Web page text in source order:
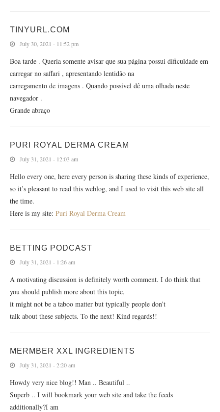
TINYURL.COM
July 30, 2021 - 11:52 pm
Boa tarde . Queria somente avisar que sua página possui dificuldade em
carregar no saffari , apresentando lentidão na
carregamento de imagens . Quando possível dê uma olhada neste
navegador .
Grande abraço
PURI ROYAL DERMA CREAM
July 31, 2021 - 12:03 am
Hello every one, here every person is sharing these kinds of experience,
so it’s pleasant to read this weblog, and I used to visit this web site all
the time.
Here is my site: Puri Royal Derma Cream
BETTING PODCAST
July 31, 2021 - 1:26 am
A motivating discussion is definitely worth comment. I do think that
you should publish more about this topic,
it might not be a taboo matter but typically people don’t
talk about these subjects. To the next! Kind regards!!
MERMBER XXL INGREDIENTS
July 31, 2021 - 2:20 am
Howdy very nice blog!! Man .. Beautiful ..
Superb .. I will bookmark your web site and take the feeds
additionally?I am